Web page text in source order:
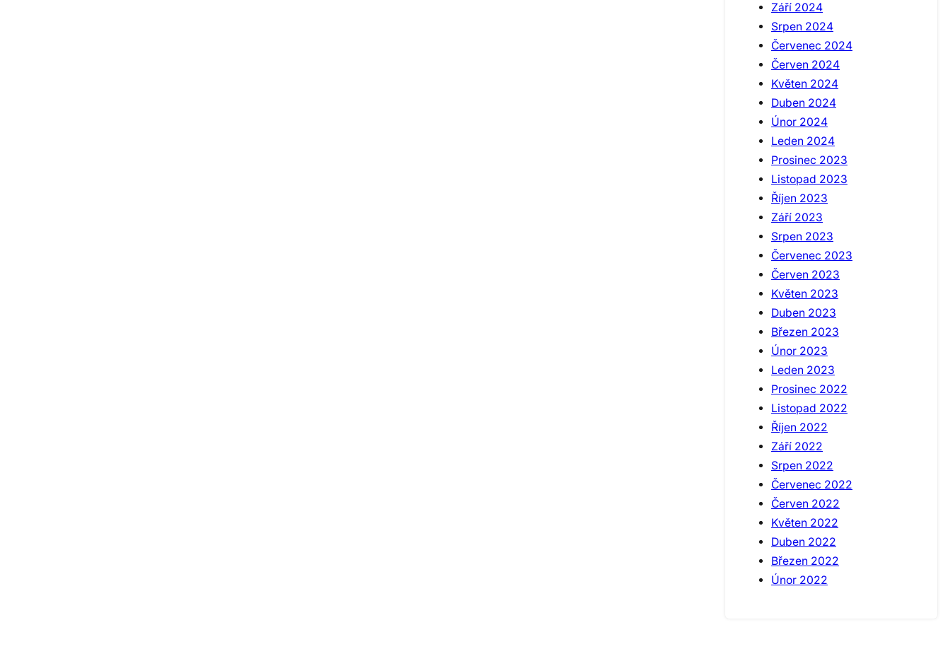
Září 2024
Srpen 2024
Červenec 2024
Červen 2024
Květen 2024
Duben 2024
Únor 2024
Leden 2024
Prosinec 2023
Listopad 2023
Říjen 2023
Září 2023
Srpen 2023
Červenec 2023
Červen 2023
Květen 2023
Duben 2023
Březen 2023
Únor 2023
Leden 2023
Prosinec 2022
Listopad 2022
Říjen 2022
Září 2022
Srpen 2022
Červenec 2022
Červen 2022
Květen 2022
Duben 2022
Březen 2022
Únor 2022